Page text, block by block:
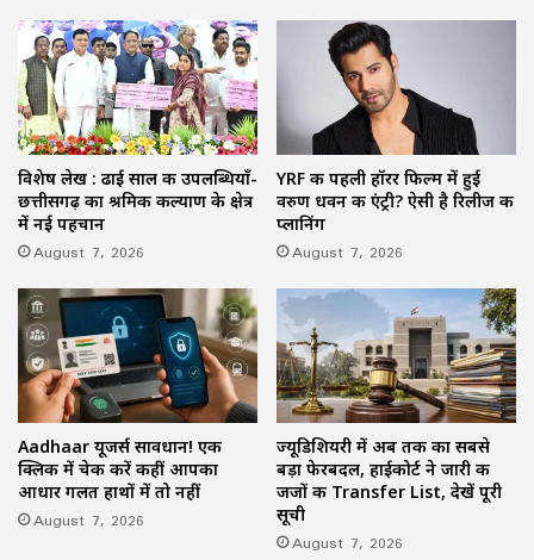
विशेष लेख : ढाई साल की उपलब्धियाँ-
छत्तीसगढ़ का श्रमिक कल्याण के क्षेत्र
में नई पहचान
August 7, 2026
YRF की पहली हॉरर फिल्म में हुई
वरुण धवन की एंट्री? ऐसी है रिलीज की
प्लानिंग
August 7, 2026
Aadhaar यूजर्स सावधान! एक
क्लिक में चेक करें कहीं आपका
आधार गलत हाथों में तो नहीं
August 7, 2026
ज्यूडिशियरी में अब तक का सबसे
बड़ा फेरबदल, हाईकोर्ट ने जारी की
जजों की Transfer List, देखें पूरी
सूची
August 7, 2026